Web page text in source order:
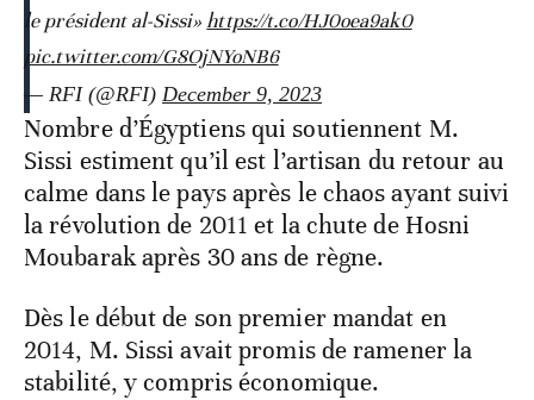
le président al-Sissi»https://t.co/HJ0oea9ak0
pic.twitter.com/G8OjNYoNB6
— RFI (@RFI) December 9, 2023
Nombre d’Égyptiens qui soutiennent M.
Sissi estiment qu’il est l’artisan du retour au
calme dans le pays après le chaos ayant suivi
la révolution de 2011 et la chute de Hosni
Moubarak après 30 ans de règne.
Dès le début de son premier mandat en
2014, M. Sissi avait promis de ramener la
stabilité, y compris économique.